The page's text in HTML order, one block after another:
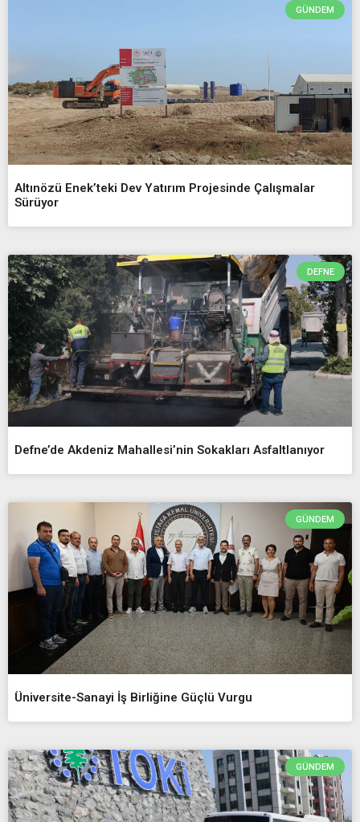
GÜNDEM
Altınözü Enek’teki Dev Yatırım Projesinde Çalışmalar
Sürüyor
DEFNE
Defne’de Akdeniz Mahallesi’nin Sokakları Asfaltlanıyor
GÜNDEM
Üniversite-Sanayi İş Birliğine Güçlü Vurgu
GÜNDEM